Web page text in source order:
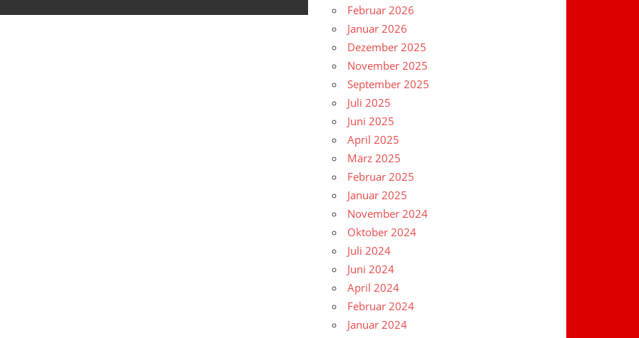
Februar 2026
Januar 2026
Dezember 2025
November 2025
September 2025
Juli 2025
Juni 2025
April 2025
März 2025
Februar 2025
Januar 2025
November 2024
Oktober 2024
Juli 2024
Juni 2024
April 2024
Februar 2024
Januar 2024